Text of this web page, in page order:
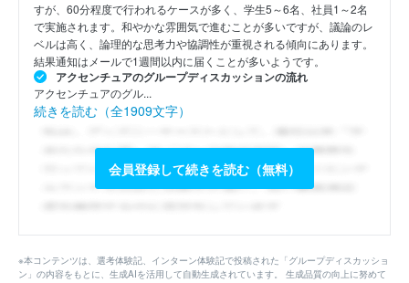
すが、60分程度で行われるケースが多く、学生5～6名、社員1～2名
で実施されます。和やかな雰囲気で進むことが多いですが、議論のレ
ベルは高く、論理的な思考力や協調性が重視される傾向にあります。
結果通知はメールで1週間以内に届くことが多いようです。
アクセンチュアのグループディスカッションの流れ
アクセンチュアのグル...
続きを読む（全1909文字）
会員登録して続きを読む（無料）
※本コンテンツは、選考体験記、インターン体験記で投稿された「グループディスカッショ
ン」の内容をもとに、生成AIを活用して自動生成されています。 生成品質の向上に努めて